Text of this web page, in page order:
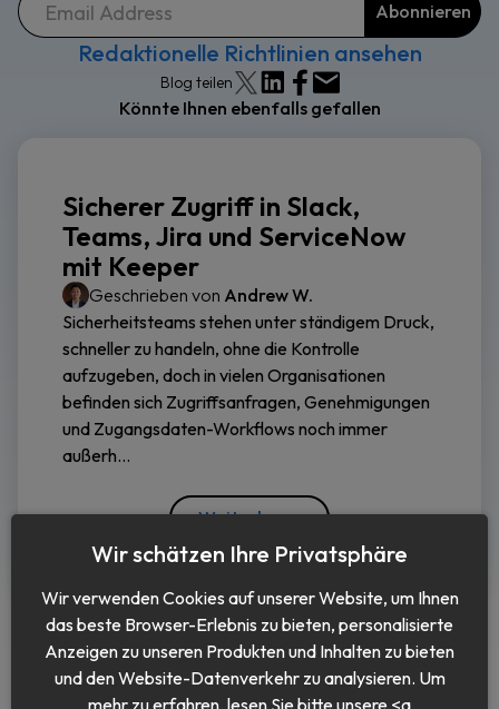
Redaktionelle Richtlinien ansehen
Blog teilen
Könnte Ihnen ebenfalls gefallen
Sicherer Zugriff in Slack,
Teams, Jira und ServiceNow
mit Keeper
Geschrieben von Andrew W.
Sicherheitsteams stehen unter ständigem Druck,
schneller zu handeln, ohne die Kontrolle
aufzugeben, doch in vielen Organisationen
befinden sich Zugriffsanfragen, Genehmigungen
und Zugangsdaten-Workflows noch immer
außerh...
Weiterlesen
Wir schätzen Ihre Privatsphäre
Wir verwenden Cookies auf unserer Website, um Ihnen
das beste Browser-Erlebnis zu bieten, personalisierte
Anzeigen zu unseren Produkten und Inhalten zu bieten
und den Website-Datenverkehr zu analysieren. Um
mehr zu erfahren, lesen Sie bitte unsere <a